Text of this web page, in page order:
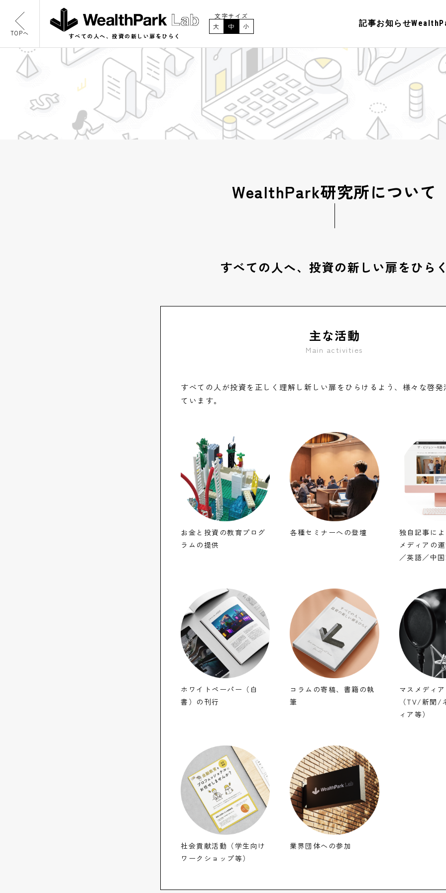
TOPへ すべての人へ、投資の新しい扉をひらく
文字サイズ
大
中 小 記事お知らせ
WealthPark研究所について
すべての人へ、 投資の新しい扉をひらく
主な活動
Main activities
すべての人が投資を正しく理解し新しい扉をひらけるよう、様々な啓発
ています。
お金と投資の教育プログ
ラムの提供
各種セミナーへの登壇
独自記事に
メディアの
／英語／中
ホワイトペーパー（白
書）の刊行
コラムの寄稿、書籍の執
筆
マスメディ
（TV/新聞/
ィア等）
社会貢献活動（学生向け
ワークショップ等）
業界団体への参加